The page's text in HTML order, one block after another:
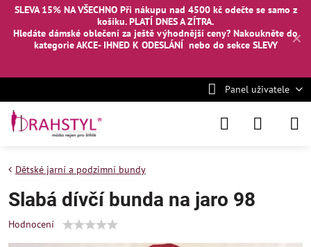
✕
SLEVA 15% NA VŠECHNO Při nákupu nad 4500 kč odečte se samo z
košíku. PLATÍ DNES A ZÍTRA.
Hledáte dámské oblečení za ještě výhodnější ceny? Nakoukněte do
kategorie AKCE- IHNED K ODESLÁNÍ nebo do sekce SLEVY
Panel uživatele
Dětské jarní a podzimní bundy
Slabá dívčí bunda na jaro 98
Hodnocení